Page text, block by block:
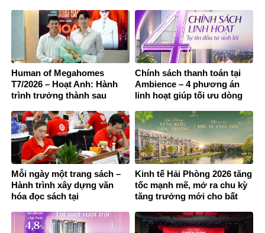
Human of Megahomes
T7/2026 – Hoạt Anh: Hành
trình trưởng thành sau
dàng
Chính sách thanh toán tại
Ambience – 4 phương án
linh hoạt giúp tối ưu dòng
Phòng
Mỗi ngày một trang sách –
Hành trình xây dựng văn
hóa đọc sách tại
Kinh tế Hải Phòng 2026 tăng
tốc mạnh mẽ, mở ra chu kỳ
tăng trưởng mới cho bất